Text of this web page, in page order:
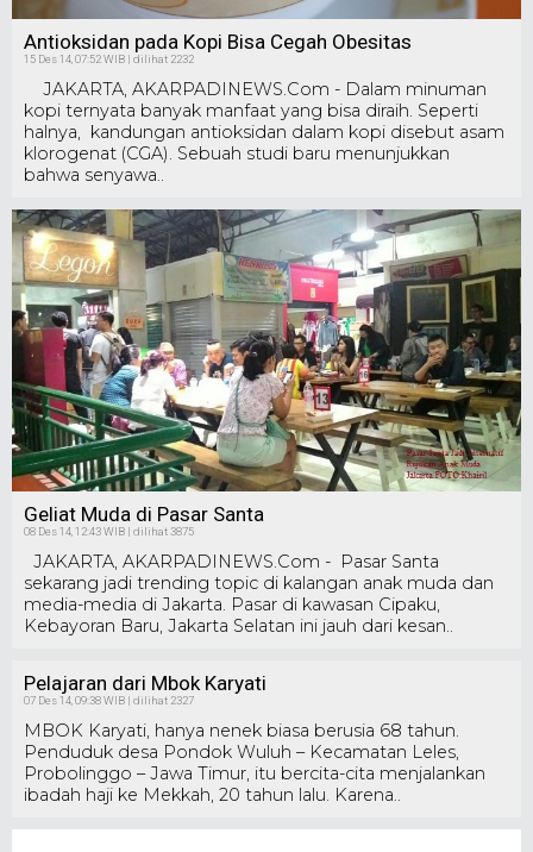
Antioksidan pada Kopi Bisa Cegah Obesitas
15 Des 14, 07:52 WIB | dilihat 2232
JAKARTA, AKARPADINEWS.Com - Dalam minuman
kopi ternyata banyak manfaat yang bisa diraih. Seperti
halnya, kandungan antioksidan dalam kopi disebut asam
klorogenat (CGA). Sebuah studi baru menunjukkan
bahwa senyawa..
Geliat Muda di Pasar Santa
08 Des 14, 12:43 WIB | dilihat 3875
JAKARTA, AKARPADINEWS.Com - Pasar Santa
sekarang jadi trending topic di kalangan anak muda dan
media-media di Jakarta. Pasar di kawasan Cipaku,
Kebayoran Baru, Jakarta Selatan ini jauh dari kesan..
Pelajaran dari Mbok Karyati
07 Des 14, 09:38 WIB | dilihat 2327
MBOK Karyati, hanya nenek biasa berusia 68 tahun.
Penduduk desa Pondok Wuluh – Kecamatan Leles,
Probolinggo – Jawa Timur, itu bercita-cita menjalankan
ibadah haji ke Mekkah, 20 tahun lalu. Karena..